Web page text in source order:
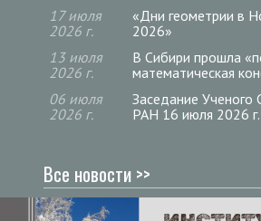
17 июля
2026 г.
«Дни геометрии в
2026»
13 июля
2026 г.
В Сибири прошла
математическая
06 июля
2026 г.
Заседание
РАН 16 июля 2026 г.
Все новости >>